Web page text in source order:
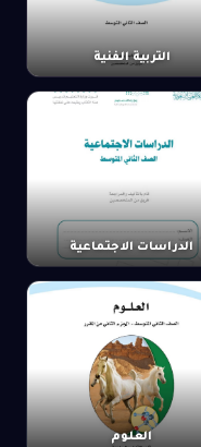
التربية الفنية
الدراسات الاجتماعية
العلوم